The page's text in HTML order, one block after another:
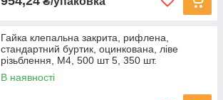
Гайка клепальна закрита, рифлена,
стандартний буртик, оцинкована, ліве
різьблення, M4, 500 шт 5, 350 шт.
В наявності